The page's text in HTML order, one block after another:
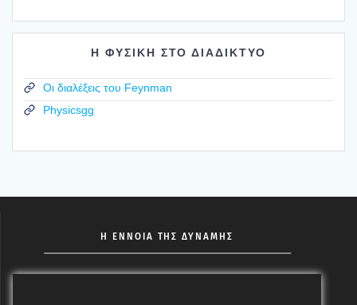
Η ΦΥΣΙΚΗ ΣΤΟ ΔΙΑΔΙΚΤΥΟ
Οι διαλέξεις του Feynman
Physicsgg
Η ΕΝΝΟΙΑ ΤΗΣ ΔΥΝΑΜΗΣ